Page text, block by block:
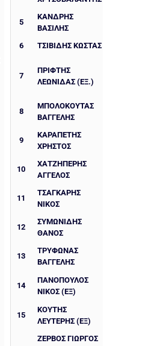
5
ΚΑΝΔΡΗΣ
ΒΑΣΙΛΗΣ
6
ΤΣΙΒΙΔΗΣ ΚΩΣΤΑΣ
7
ΠΡΙΦΤΗΣ
ΛΕΩΝΙΔΑΣ (ΕΞ.)
8
ΜΠΟΛΟΚΟΥΤΑΣ
ΒΑΓΓΕΛΗΣ
9
ΚΑΡΑΠΕΤΗΣ
ΧΡΗΣΤΟΣ
10
ΧΑΤΖΗΠΕΡΗΣ
ΑΓΓΕΛΟΣ
11
ΤΣΑΓΚΑΡΗΣ
ΝΙΚΟΣ
12
ΣΥΜΩΝΙΔΗΣ
ΘΑΝΟΣ
13
ΤΡΥΦΩΝΑΣ
ΒΑΓΓΕΛΗΣ
14
ΠΑΝΟΠΟΥΛΟΣ
ΝΙΚΟΣ (ΕΞ)
15
ΚΟΥΤΗΣ
ΛΕΥΤΕΡΗΣ (ΕΞ)
ΖΕΡΒΟΣ ΓΙΩΡΓΟΣ